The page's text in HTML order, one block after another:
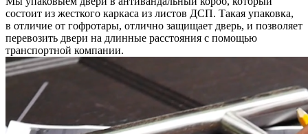
состоит из жесткого каркаса из листов ДСП. Такая упаковка,
в отличие от гофротары, отлично защищает дверь, и позволяет
перевозить двери на длинные расстояния с помощью
транспортной компании.